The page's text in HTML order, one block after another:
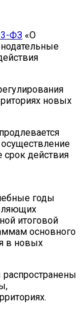
ФЗ «О
новых
срок действия
годы
итоговой
основного
в новых